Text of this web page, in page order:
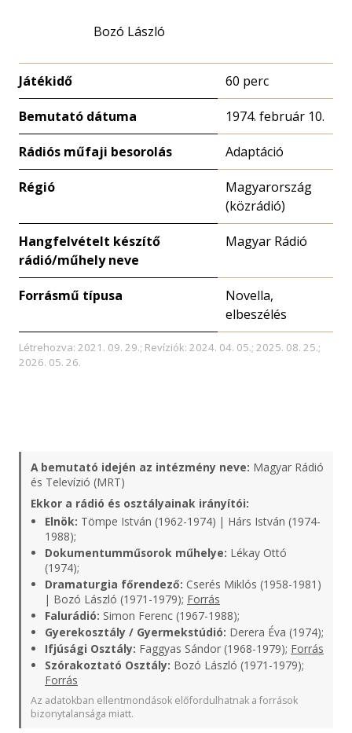
Bozó László
Játékidő 60 perc
Bemutató dátuma 1974. február 10.
Rádiós műfaji besorolás Adaptáció
Régió
Magyarország
(közrádió)
Hangfelvételt készítő
rádió/műhely neve
Magyar Rádió
Forrásmű típusa
Novella,
elbeszélés
Létrehozva: 2021. 09. 29.; Revíziók: 2024. 04. 05.; 2025. 08. 25.;
2026. 05. 26.
A bemutató idején az intézmény neve: Magyar Rádió
és Televízió (MRT)
Ekkor a rádió és osztályainak irányítói:
Elnök: Tömpe István (1962-1974) | Hárs István (1974-
1988);
Dokumentumműsorok műhelye: Lékay Ottó
(1974);
Dramaturgia főrendező: Cserés Miklós (1958-1981)
| Bozó László (1971-1979); Forrás
Falurádió: Simon Ferenc (1967-1988);
Gyerekosztály / Gyermekstúdió: Derera Éva (1974);
Ifjúsági Osztály: Faggyas Sándor (1968-1979); Forrás
Szórakoztató Osztály: Bozó László (1971-1979);
Forrás
Az adatokban ellentmondások előfordulhatnak a források
bizonytalansága miatt.